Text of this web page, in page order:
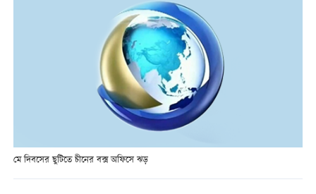
মে দিবসের ছুটিতে চীনের বক্স অফিসে ঝড়